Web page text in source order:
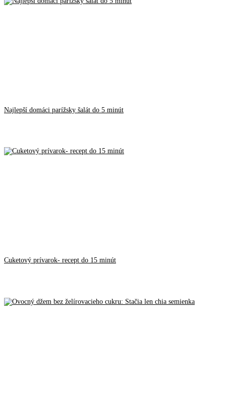
Najlepší domáci parížsky šalát do 5 minút
Cuketový prívarok- recept do 15 minút